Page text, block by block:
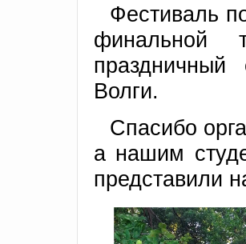
Фестиваль
финальной
Волги.
Спасибо
а нашим
представили